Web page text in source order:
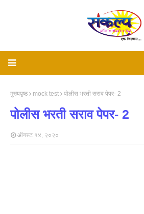
मुख्यपृष्ठ mock test पोलीस भरती सराव पेपर- 2
पोलीस भरती सराव पेपर- 2
ऑगस्ट १४, २०२०